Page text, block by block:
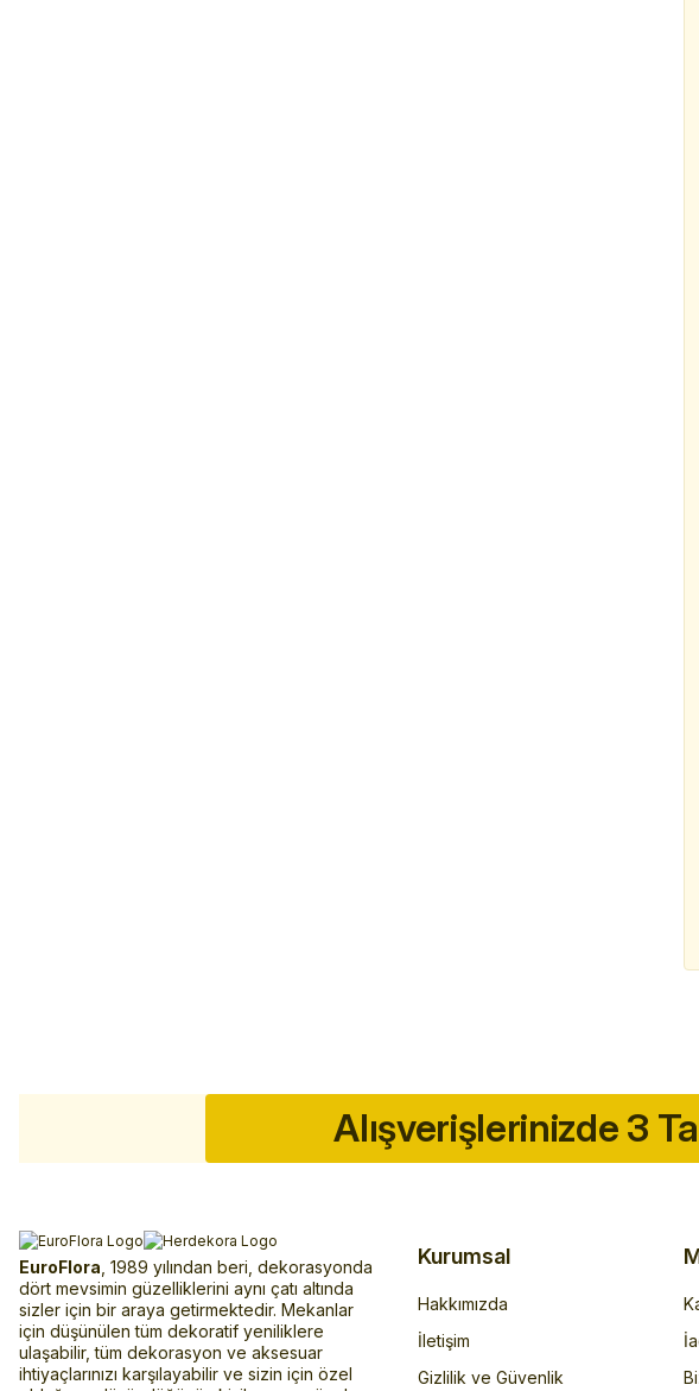
Alışverişlerinizde 3
EuroFlora , 1989 yılından beri, dekorasyonda
dört mevsimin güzelliklerini aynı çatı altında
sizler için bir araya getirmektedir. Mekanlar
için düşünülen tüm dekoratif yeniliklere
ulaşabilir, tüm dekorasyon ve aksesuar
ihtiyaçlarınızı karşılayabilir ve sizin için özel
Kurumsal
Hakkımızda
İletişim
Gizlilik ve Güvenlik